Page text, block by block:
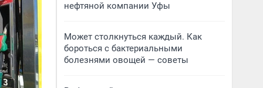
нефтяной компании Уфы
Может столкнуться каждый. Как
бороться с бактериальными
болезнями овощей — советы